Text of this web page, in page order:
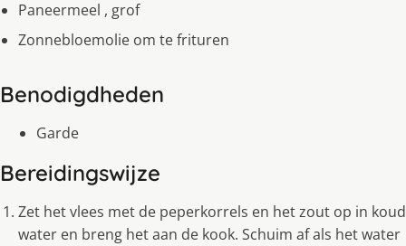
Paneermeel , grof
Zonnebloemolie om te frituren
Benodigdheden
Garde
Bereidingswijze
Zet het vlees met de peperkorrels en het zout op in koud
water en breng het aan de kook. Schuim af als het water